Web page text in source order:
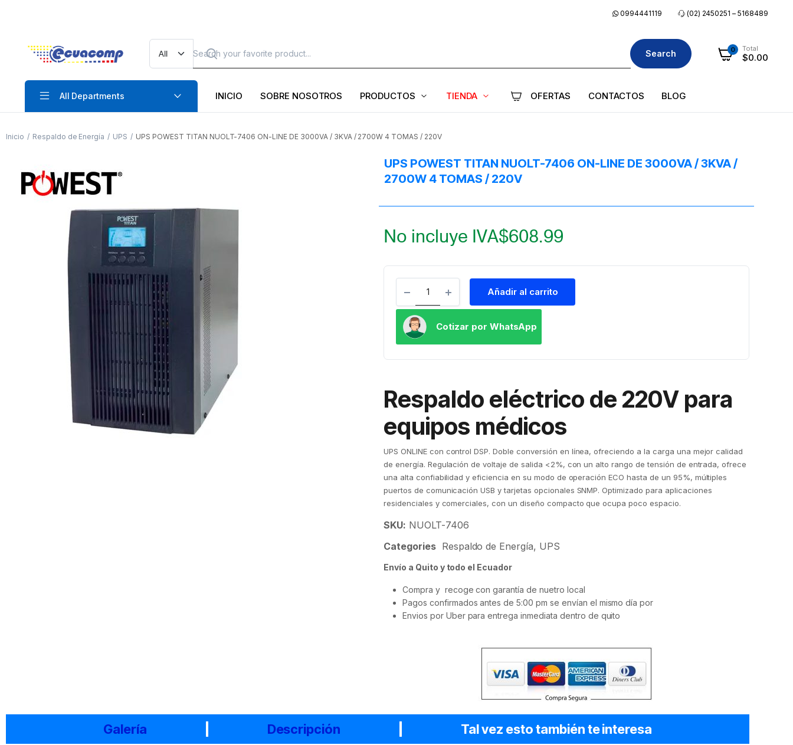
0994441119 (02) 2450251 – 5168489
Search 0 Total
$0.00
All Departments INICIO SOBRE NOSOTROS PRODUCTOS TIENDA OFERTAS CONTACTOS BLOG
Inicio Respaldo de Energía UPS UPS POWEST TITAN NUOLT-7406 ON-LINE DE 3000VA / 3KVA / 2700W 4 TOMAS / 220V
UPS POWEST TITAN NUOLT-7406 ON-LINE DE 3000VA / 3KVA /
2700W 4 TOMAS / 220V
$608.99
No incluye IVA
Añadir al carrito
Cotizar por WhatsApp
Respaldo eléctrico de 220V para
equipos médicos
UPS ONLINE con control DSP. Doble conversión en línea, ofreciendo a la carga una mejor calidad
de energía. Regulación de voltaje de salida <2%, con un alto rango de tensión de entrada, ofrece
una alta confiabilidad y eficiencia en su modo de operación ECO hasta de un 95%, múltiples
puertos de comunicación USB y tarjetas opcionales SNMP. Optimizado para aplicaciones
residenciales y comerciales, con un diseño compacto que ocupa poco espacio.
SKU: NUOLT-7406
Categories Respaldo de Energía, UPS
Envío a Quito y todo el Ecuador
Compra y recoge con garantía de nuetro local
Pagos confirmados antes de 5:00 pm se envían el mismo día por
Envios por Uber para entrega inmediata dentro de quito
Galería Descripción Tal vez esto también te interesa